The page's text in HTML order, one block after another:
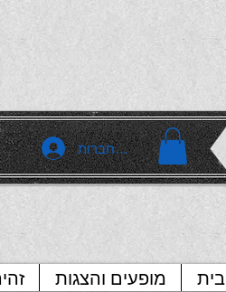
להתחברות
מופעים והצגות בית